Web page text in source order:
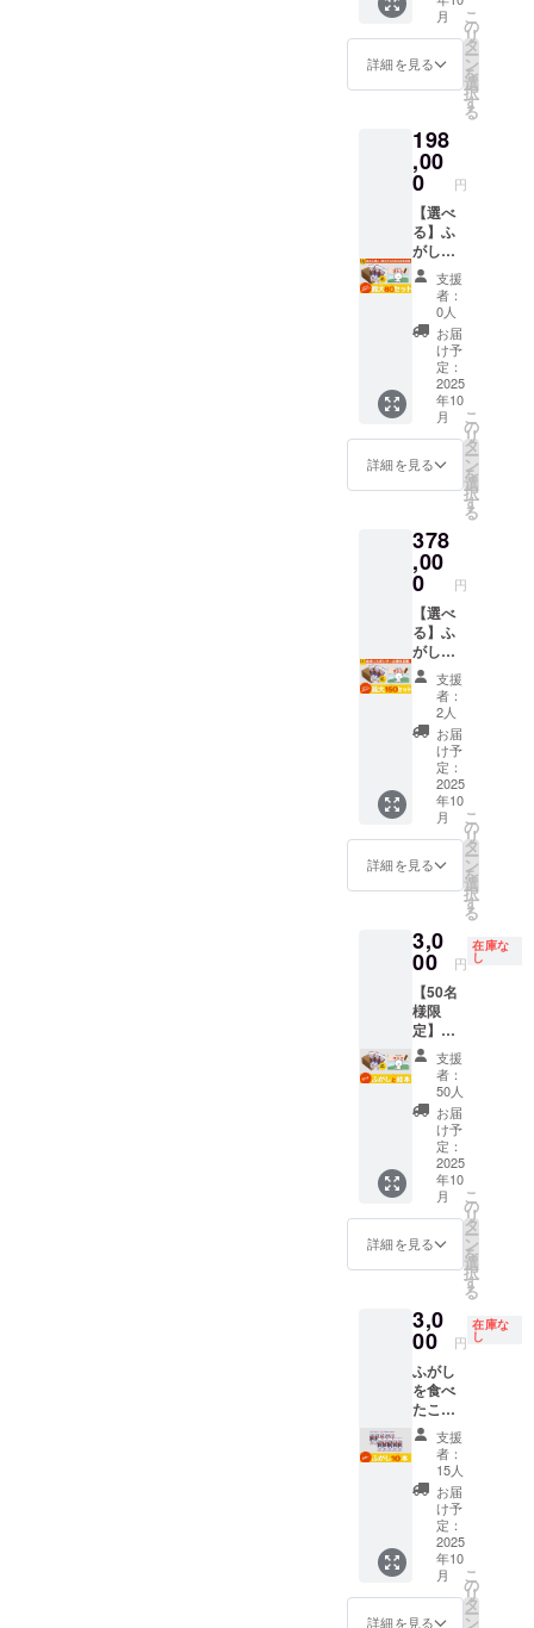
です。
※こちら
ターン
金額に
れてい
ます。
※ご注文
状況、
使用部
材の供
給状
況、製
造工程
上の都
合等に
より出
荷時期
が遅れ
る場合
があり
国内の
み
まで安
心して
ます。
食品衛
取得
【原材
料】 含
内製
造)、黒
砂糖、
砂糖、
小麦
粉、小
麦蛋白
(グルテ
ン)/カラ
メル色
素、膨
張剤
量】 30
本 / 1箱
期限】
180日
【製造
式会社
水野製
菓 【販
売元】
株式会
社水野
製菓 🔴
活用方
法 ・お
子様と
の読み
聞かせ
・家族
でのお
プレゼ
ントと
して ・
地域の
保育
園・幼
稚園へ
の寄贈
🚚 配送
プロ
ジェク
ト終了
後、約
2ヶ月以
内に順
予定。
🔥クラ
ディン
グ限定
この機
会にし
か手に
入らな
い特別
なセッ
トで
す！ ※
国内配
送のみ
となり
ます。
※お届け
セージ
性も込
めてい
ます。
をたっ
ぷり使
用した
日本一
の出荷
量を誇
るふ菓
子。 個
包装で
衛生
的、子
どもか
ら大人
まで安
心して
楽しめ
ます。
食品衛
HACCP
【原材
料】 含
蜜糖(国
内製
造)、黒
砂糖、
砂糖、
小麦
粉、小
麦蛋白
(グルテ
ン)/カラ
メル色
素、膨
張剤
【内容
量】 30
本 / 1箱
180日
【製造
式会社
水野製
菓 【販
売元】
株式会
社水野
製菓 🔴
活用方
法 ・お
子様と
の読み
聞かせ
・家族
でのお
プレゼ
ントと
して ・
地域の
保育
園・幼
稚園へ
の寄贈
🚚 配送
プロ
ジェク
ト終了
後、約
2ヶ月以
内に順
日本の
伝統菓
子文化
絵本で
す。 ま
た「挑
戦」
「諦め
ない」
「好き
なこと
には全
力で」
と世代
を超え
たメッ
セージ
性も込
めてい
ます。
🔴ふ菓
ぷり使
用した
日本一
の出荷
量を誇
るふ菓
子。 個
包装で
衛生
的、子
どもか
ら大人
まで安
心して
楽しめ
ます。
食品衛
生協会
HACCP
料】 含
蜜糖(国
内製
造)、黒
砂糖、
砂糖、
小麦
粉、小
麦蛋白
(グルテ
ン)/カラ
メル色
素、膨
張剤
【内容
量】 30
本 / 1箱
180日
【製造
式会社
水野製
菓 【販
売元】
株式会
社水野
製菓 🔴
活用方
法 ・お
子様と
の読み
聞かせ
菓の
「コト
ンのふ
がし」1
箱（30
り） 🔴
絵本に
ついて
コトン
がふ菓
子に出
会い、
ふ菓子
作りに
挑戦す
る心温
まるス
トー
リー。
日本の
伝統菓
子文化
を自然
に学べ
る教育
す。 ま
た「挑
戦」
「諦め
ない」
「好き
なこと
には全
力で」
と世代
を超え
たメッ
セージ
性も込
めてい
ます。
🔴ふ菓
子の特
徴 黒糖
をたっ
用した
日本一
の出荷
量を誇
るふ菓
子。 個
包装で
衛生
的、子
どもか
ら大人
まで安
心して
楽しめ
ます。
食品衛
生協会
HACCP
料】 含
蜜糖(国
内製
造)、黒
砂糖、
砂糖、
小麦
粉、小
麦蛋白
(グルテ
ン)/カラ
メル色
素、膨
張剤
【内容
量】 30
本 / 1箱
しい
セット
個数の
記入を
お願い
す。 🎁
セット
内容 ・
絵本
「ふが
しやの
コト
ン」1冊
（B5サ
イズ・
上製
本・24
ペー
ジ） ・
水野製
菓の
「コト
ンのふ
がし」1
箱（30
り） 🔴
絵本に
ついて
コトン
がふ菓
子に出
会い、
ふ菓子
作りに
挑戦す
る心温
まるス
トー
リー。
日本の
伝統菓
子文化
を自然
に学べ
る教育
す。 ま
た「挑
戦」
「諦め
ない」
「好き
なこと
には全
力で」
と世代
を超え
たメッ
セージ
性も込
めてい
ます。
🔴ふ菓
ぷり使
用した
日本一
の出荷
量を誇
るふ菓
子。 個
包装で
衛生
的、子
どもか
ら大人
まで安
心して
楽しめ
ます。
食品衛
月
詳細を見る
こ
の
リ
タ
ー
ン
を
選
択
す
る
198
,00
0 円
【選べ
る】ふ
がし＋
絵本
セット
(最大80
個まで)
+ 絵本
にスポ
ンサー
名記載
※お願い
備考欄
に、欲
しい
セット
記入を
お願い
しま
す。 🎁
セット
内容 ・
絵本
「ふが
しやの
コト
ン」1冊
（B5サ
イズ・
上製
本・24
ペー
ジ） ・
水野製
菓の
「コト
がし」1
箱（30
本入
り） 🔴
絵本に
ついて
コトン
がふ菓
子に出
会い、
ふ菓子
作りに
挑戦す
る心温
まるス
トー
リー。
を自然
に学べ
る教育
絵本で
す。 ま
た「挑
戦」
「諦め
ない」
「好き
なこと
には全
力で」
と世代
を超え
たメッ
セージ
支援
者：
0人
お届
け予
定：
2025
年10
月
詳細を見る
こ
の
リ
タ
ー
ン
を
選
択
す
る
378
,00
0 円
【選べ
る】ふ
がし＋
絵本
セット
(最大
150個ま
で) + 絵
本にス
ポン
サー名
記載 ※
お願い
備考欄
に、欲
しい
個数の
記入を
お願い
しま
す。 🎁
セット
内容 ・
絵本
「ふが
しやの
コト
ン」1冊
（B5サ
イズ・
上製
本・24
ペー
「コト
ンのふ
がし」1
箱（30
本入
り） 🔴
絵本に
ついて
コトン
がふ菓
子に出
会い、
ふ菓子
作りに
挑戦す
る心温
まるス
支援
者：
2人
お届
け予
定：
2025
年10
月
詳細を見る
こ
の
リ
タ
ー
ン
を
選
択
す
る
3,0
00 円
在庫な
し
【50名
様限
定】ふ
がし(30
本/1箱)
＋絵本
セット
🎁 セッ
ト内容
・絵本
「ふが
しやの
コト
ン」1冊
（B5サ
イズ・
本・24
ペー
ジ） ・
水野製
菓の
「コト
ンのふ
がし」1
箱（30
本入
り） 🔴
絵本に
ついて
コトン
がふ菓
子に出
会い、
支援
者：
50人
お届
け予
定：
2025
年10
月
詳細を見る
こ
の
リ
タ
ー
ン
を
選
択
す
る
3,0
00 円
在庫な
し
ふがし
を食べ
たこと
がない
方へ！
個包装
だか
ら、い
つで
も、ど
こで
も。
コー
ヒーに
支援
者：
15人
お届
け予
定：
2025
年10
月
詳細を見る
こ
の
リ
タ
ー
ン